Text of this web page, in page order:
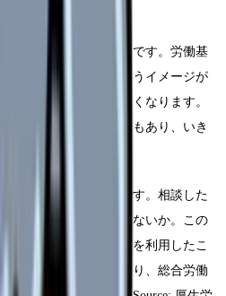
です。
うイメージがあることです。労働基
える、告発する、というイメージが
ない」と踏み出せなくなります。
整理するだけの窓口もあり、いき
せん。
まずい」という不安です。相談した
人間関係に響くのではないか。この
だし、これらの制度を利用したこ
は法律で禁止されており、総合労働